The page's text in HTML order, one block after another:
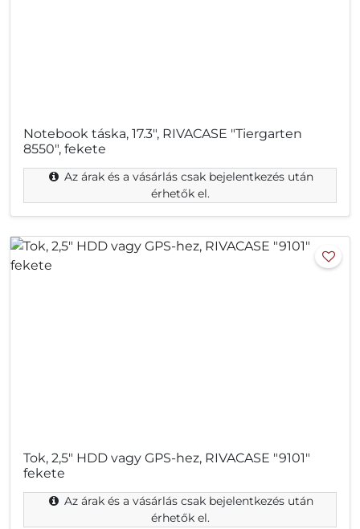
Notebook táska, 17.3", RIVACASE "Tiergarten
8550", fekete
Az árak és a vásárlás csak bejelentkezés után
érhetők el.
Tok, 2,5" HDD vagy GPS-hez, RIVACASE "9101"
fekete
Az árak és a vásárlás csak bejelentkezés után
érhetők el.